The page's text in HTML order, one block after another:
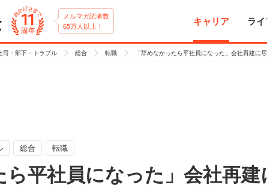
メルマガ読者数
65万人以上！
キャリア ラ
司・部下・トラブル 総合 転職 「辞めなかったら平社員になった」会社再建に
総合 転職
ら平社員になった」会社再